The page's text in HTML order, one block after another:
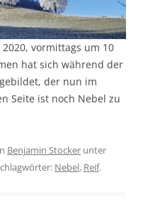
vormittags um 10
hat sich während der
der nun im
Seite ist noch Nebel zu
Benjamin Stocker unter
Nebel, Reif.